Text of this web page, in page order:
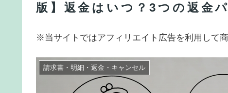
版】返金はいつ？3つの返金
※当サイトではアフィリエイト広告を利用して商
請求書・明細・返金・キャンセル